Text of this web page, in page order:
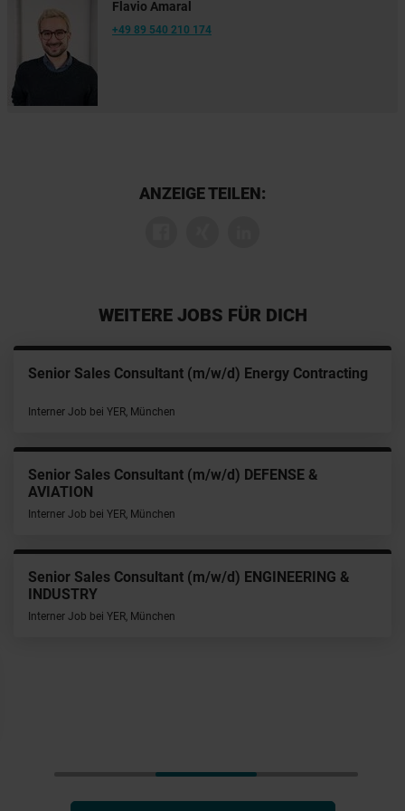
Flavio Amaral
+49 89 540 210 174
ANZEIGE TEILEN:
WEITERE JOBS FÜR DICH
Senior Sales Consultant (m/w/d) Energy Contracting
Interner Job bei YER, München
Senior Sales Consultant (m/w/d) DEFENSE &
AVIATION
Interner Job bei YER, München
Senior Sales Consultant (m/w/d) ENGINEERING &
INDUSTRY
Interner Job bei YER, München